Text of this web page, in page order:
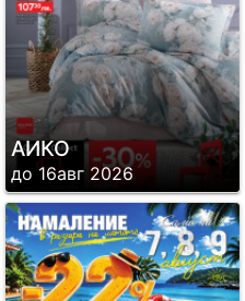
АИКО
до 16авг 2026